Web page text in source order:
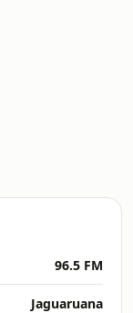
96.5 FM
Jaguaruana